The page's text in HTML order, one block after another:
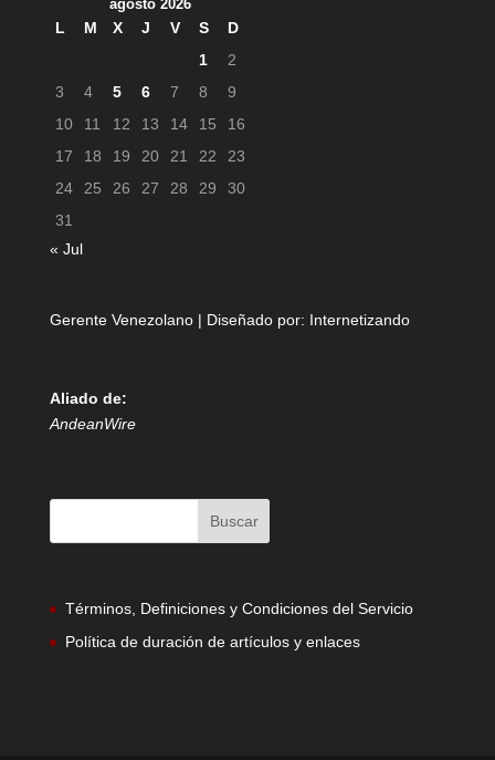
agosto 2026
L M X J V S
D
1
2
3
4 5 6 7 8
9
10
11 12 13 14 15
16
17
18 19 20 21 22
23
24
25 26 27 28 29
30
31
« Jul
Gerente Venezolano | Diseñado por: Internetizando
Aliado de:
AndeanWire
Términos, Definiciones y Condiciones del Servicio
Política de duración de artículos y enlaces